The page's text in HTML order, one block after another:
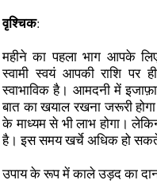
वृश्चिक:
महीने का पहला भाग आपके
स्वामी स्वयं आपकी राशि पर
स्वाभाविक है। आमदनी में
बात का खयाल रखना जरूरी
के माध्यम से भी लाभ होगा।
है। इस समय खर्चे अधिक हो
उपाय के रूप में काले उड़द का